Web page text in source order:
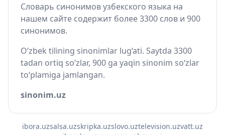
Словарь синонимов узбекского языка на
нашем сайте содержит более 3300 слов и 900
синонимов.
O‘zbek tilining sinonimlar lug‘ati. Saytda 3300
tadan ortiq so‘zlar, 900 ga yaqin sinonim so‘zlar
to‘plamiga jamlangan.
sinonim.uz
ibora.uzsalsa.uzskripka.uzslovo.uztelevision.uzvatt.uz